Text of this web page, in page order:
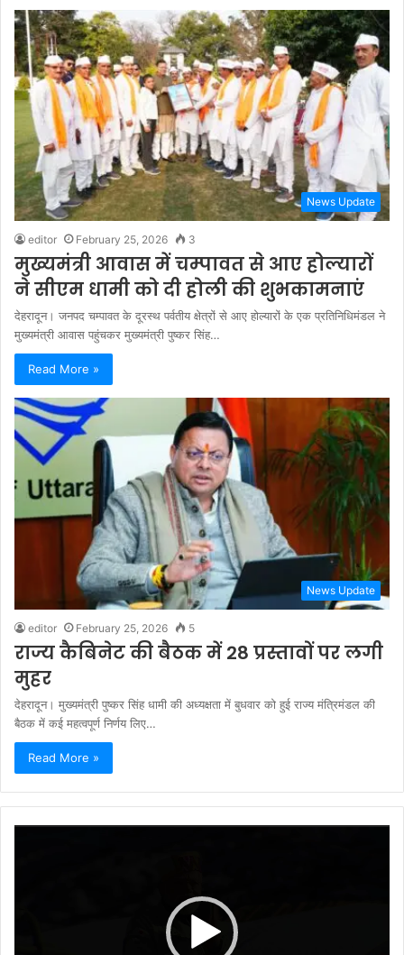
News Update
editor February 25, 2026 3
मुख्यमंत्री आवास में चम्पावत से आए होल्यारों
ने सीएम धामी को दी होली की शुभकामनाएं
देहरादून। जनपद चम्पावत के दूरस्थ पर्वतीय क्षेत्रों से आए होल्यारों के एक प्रतिनिधिमंडल ने
मुख्यमंत्री आवास पहुंचकर मुख्यमंत्री पुष्कर सिंह…
Read More »
News Update
editor February 25, 2026 5
राज्य कैबिनेट की बैठक में 28 प्रस्तावों पर लगी
मुहर
देहरादून। मुख्यमंत्री पुष्कर सिंह धामी की अध्यक्षता में बुधवार को हुई राज्य मंत्रिमंडल की
बैठक में कई महत्वपूर्ण निर्णय लिए…
Read More »